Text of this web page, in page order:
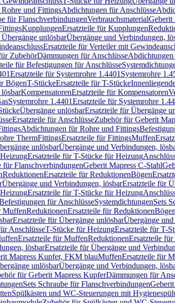
und FittingsAbdichtungen für Anschlüsse
für FlanschverbindungenVerbrauchsmaterialGeberit
KupplungenErsatzteile für Kupplungen
unlösbarÜbergänge und Verbindungen,
Ersatzteile für Verteiler mit
ZubehörDämmungen für Anschlüsse
für Befestigungen für Anschlüsse
Ersatzteile für Systemrohre 1.4401 Systemrohre
BögenT-StückeErsatzteile für T-Stücke
KompensatorenErsatzteile für Kompensatoren
Systemrohre 1.4401Ersatzteile für Systemrohre
Übergänge unlösbarErsatzteile für Übergänge
Ersatzteile für AnschlüsseZubehör für Geberit
Abdichtungen für Rohre und Fittings
ThermFittingsErsatzteile für FittingsMuffen
unlösbarÜbergänge und Verbindungen,
Ersatzteile für T-Stücke für Heizung
für FlanschverbindungenGeberit Mapress C-Stahl
ReduktionenErsatzteile für ReduktionenBögen
Übergänge und Verbindungen, lösbarErsatzteile für
Ersatzteile für T-Stücke für Heizung
für AnschlüsseSystemdichtungenSets
MuffenReduktionenErsatzteile für ReduktionenBögen
Ersatzteile für Übergänge unlösbarÜbergänge
AnschlüsseT-Stücke für HeizungErsatzteile für T-
Ersatzteile für MuffenReduktionenErsatzteile
lösbarErsatzteile für Übergänge und
Mapress Kupfer, FKM blauMuffenErsatzteile für
unlösbarÜbergänge und Verbindungen,
für Geberit Mapress KupferDämmungen für
Sets Schraube für Flanschverbindungen
Spülkästen und WC-Steuerungen mit